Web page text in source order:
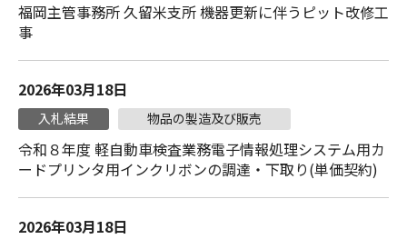
福岡主管事務所 久留米支所 機器更新に伴うピット改修工
事
2026年03月18日
入札結果 物品の製造及び販売
令和８年度 軽自動車検査業務電子情報処理システム用カ
ードプリンタ用インクリボンの調達・下取り(単価契約)
2026年03月18日